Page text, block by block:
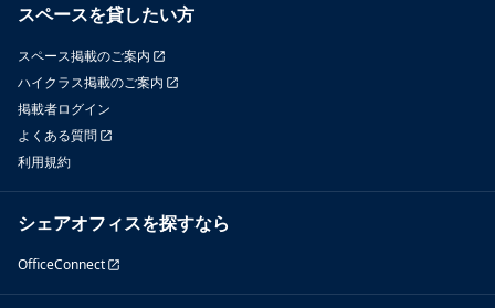
スペースを貸したい方
スペース掲載のご案内
ハイクラス掲載のご案内
掲載者ログイン
よくある質問
利用規約
シェアオフィスを探すなら
OfficeConnect